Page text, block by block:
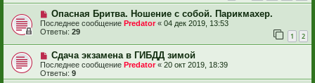
Опасная Бритва. Ношение с собой. Парикмахер.
Последнее сообщение Predator« 04 дек 2019, 13:53
Ответы: 29 1 2
Сдача экзамена в ГИБДД зимой
Последнее сообщение Predator« 20 окт 2019, 18:39
Ответы: 9